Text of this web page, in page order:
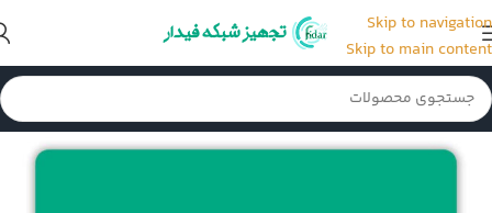
Skip to navigation
Skip to main content
خانه/قطعات و لوازم جانبی سرور/کدی هارد سرور